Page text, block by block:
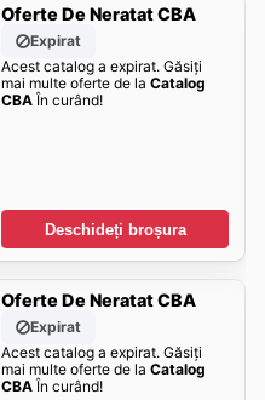
Oferte De Neratat CBA
Expirat
Acest catalog a expirat. Găsiți
mai multe oferte de la Catalog
CBAÎn curând!
Deschideți broșura
Oferte De Neratat CBA
Expirat
Acest catalog a expirat. Găsiți
mai multe oferte de la Catalog
CBAÎn curând!